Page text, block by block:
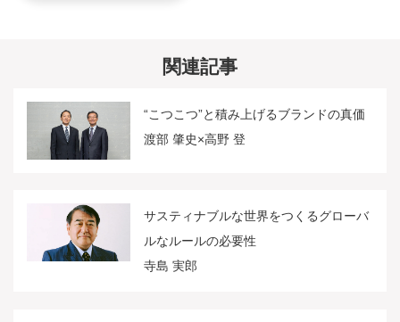
関連記事
“こつこつ”と積み上げるブランドの真価
渡部 肇史×高野 登
サスティナブルな世界をつくるグローバ
ルなルールの必要性
寺島 実郎